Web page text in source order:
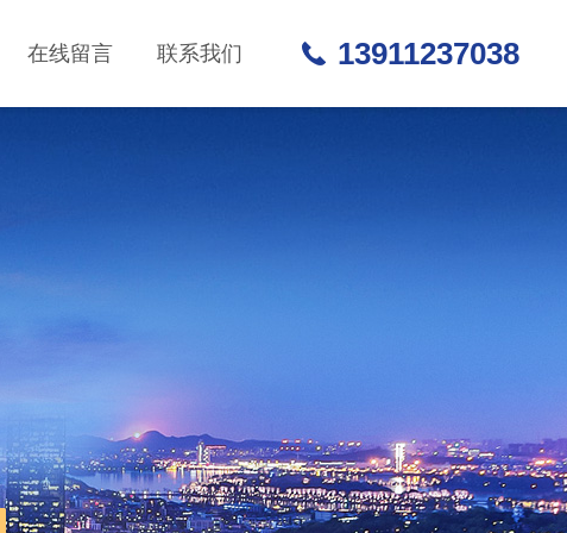
在线留言 联系我们 13911237038